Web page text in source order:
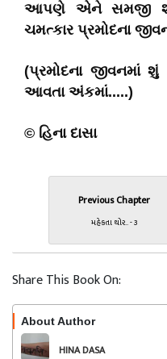
આપણે એને સમજી
ચમત્કાર પ્રમોદના
(પ્રમોદના જીવનમાં
આવતા અંકમાં.....)
© હિના દાસા
Previous Chapter
મહેકતા થોર.. - ૩
Share This Book On:
About Author
HINA DASA